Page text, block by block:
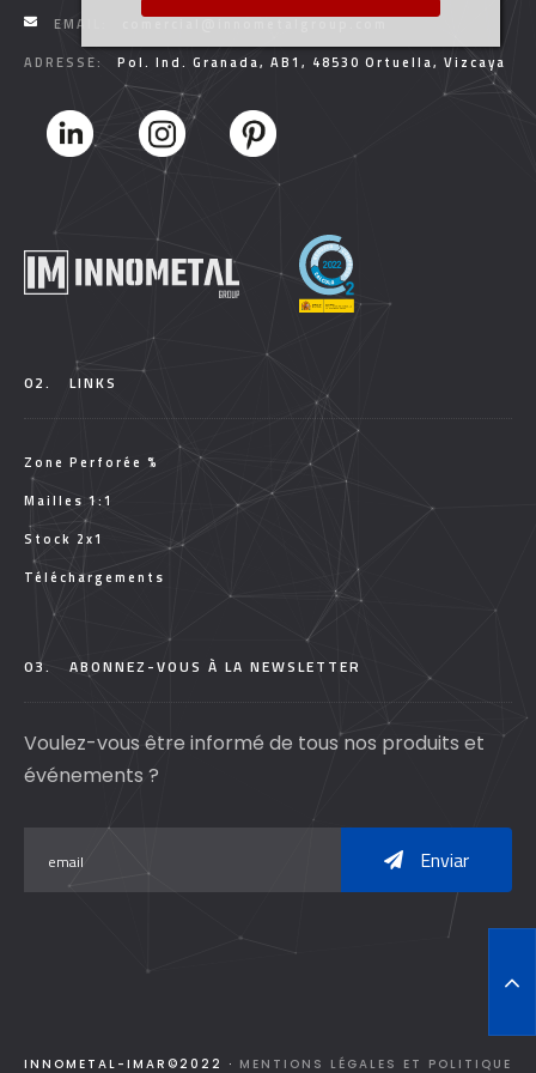
EMAIL:
ADRESSE:
Pol. Ind. Granada, AB1, 48530 Ortuella, Vizcaya
02. LINKS
Zone Perforée %
Mailles 1:1
Stock 2x1
Téléchargements
03. ABONNEZ-VOUS À LA NEWSLETTER
Voulez-vous être informé de tous nos produits et
événements ?
Enviar
INNOMETAL-IMAR©2022 · MENTIONS LÉGALES ET POLITIQUE